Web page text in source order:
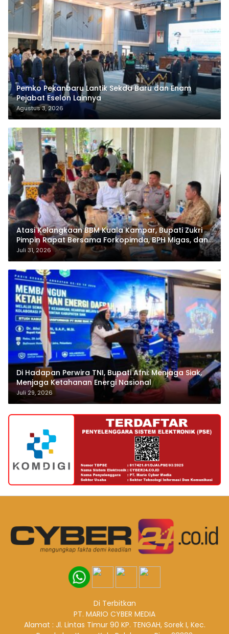
Pemko Pekanbaru Lantik Sekda Baru dan Enam
Pejabat Eselon Lainnya
Agustus 3, 2026
Atasi Kelangkaan BBM Kuala Kampar, Bupati Zukri
Pimpin Rapat Bersama Forkopimda, BPH Migas, dan
Pertamina
Juli 31, 2026
Di Hadapan Perwira TNI, Bupati Afni: Menjaga Siak,
Menjaga Ketahanan Energi Nasional
Juli 29, 2026
Di Terbitkan
PT. MARIO CYBER MEDIA
Alamat : Jl. Lintas Timur 90 KP. TENGAH, Sorek I, Kec.